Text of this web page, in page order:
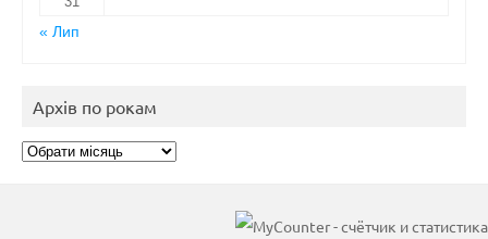
« Лип
Архів по рокам
Архів